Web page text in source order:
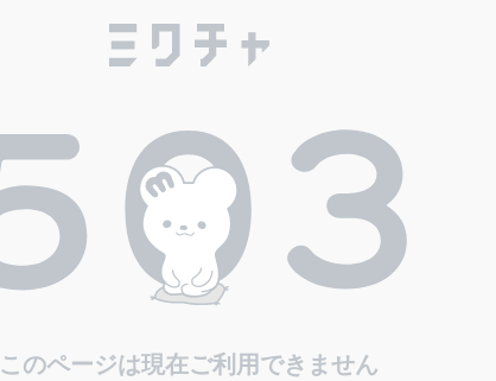
このページは現在ご利用できません